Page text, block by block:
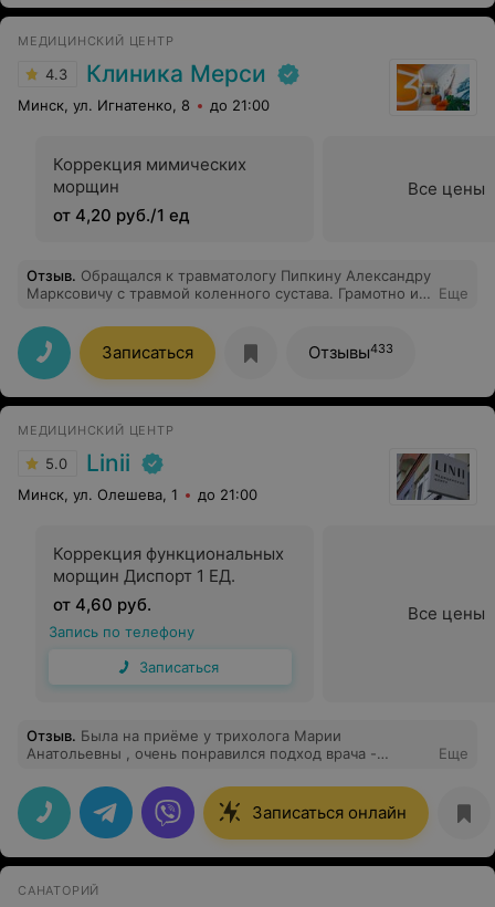
МЕДИЦИНСКИЙ ЦЕНТР
4.3 Клиника Мерси
Минск, ул. Игнатенко, 8 до 21:00
Коррекция мимических
морщин
от 4,20 руб./1 ед
Все цены
Отзыв. Обращался к травматологу Пипкину Александру
Марксовичу с травмой коленного сустава. Грамотно и
лечение. Говорю так потому, что обращался ещё к
двум специалистам, и никто не оспорил заключение
Александра Марксовича.
Еще
Записаться Отзывы433
МЕДИЦИНСКИЙ ЦЕНТР
5.0 Linii
Минск, ул. Олешева, 1 до 21:00
Коррекция функциональных
морщин Диспорт 1 ЕД.
от 4,60 руб.
Запись по телефону
Записаться
Все цены
Отзыв. Была на приёме у трихолога Марии
Анатольевны , очень понравился подход врача -
Лечусь чуть более месяца и уже есть положительные
результаты. Стали меньше выпадать волосы, появилась
энергия. Моя благодарность доктору и медицинскому
центру.
Еще
Записаться онлайн
САНАТОРИЙ